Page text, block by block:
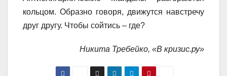
кольцом. Образно говоря, движутся навстречу
друг другу. Чтобы сойтись – где?
Никита Требейко, «В кризис.ру»